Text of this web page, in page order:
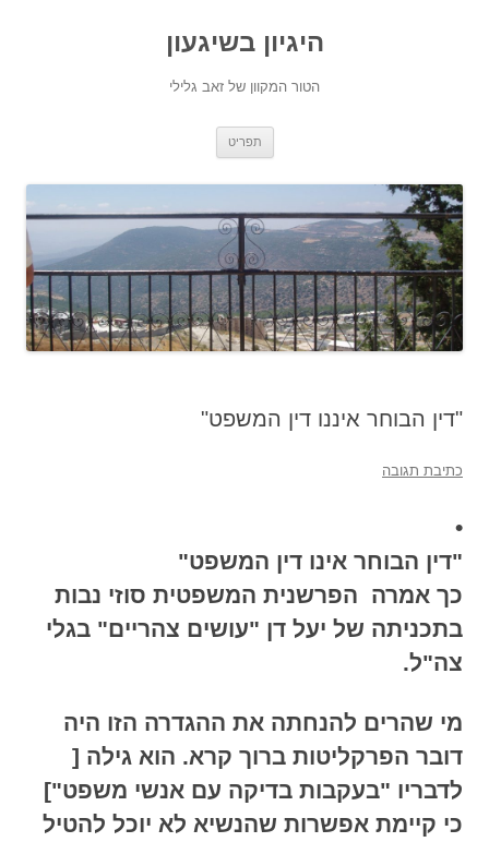
היגיון בשיגעון
הטור המקוון של זאב גלילי
תפריט
"דין הבוחר איננו דין המשפט"
כתיבת תגובה
•
"דין הבוחר אינו דין המשפט"
כך אמרה הפרשנית המשפטית סוזי נבות
בתכניתה של יעל דן "עושים צהריים" בגלי
צה"ל.
מי שהרים להנחתה את ההגדרה הזו היה
דובר הפרקליטות ברוך קרא. הוא גילה [
לדבריו "בעקבות בדיקה עם אנשי משפט"]
כי קיימת אפשרות שהנשיא לא יוכל להטיל